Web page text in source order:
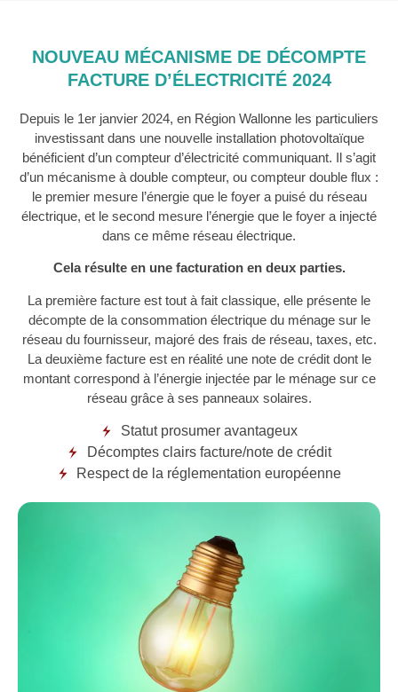
NOUVEAU MÉCANISME DE DÉCOMPTE
FACTURE D’ÉLECTRICITÉ 2024
Depuis le 1er janvier 2024, en Région Wallonne les particuliers
investissant dans une nouvelle installation photovoltaïque
bénéficient d’un compteur d’électricité communiquant. Il s’agit
d’un mécanisme à double compteur, ou compteur double flux :
le premier mesure l’énergie que le foyer a puisé du réseau
électrique, et le second mesure l’énergie que le foyer a injecté
dans ce même réseau électrique.
Cela résulte en une facturation en deux parties.
La première facture est tout à fait classique, elle présente le
décompte de la consommation électrique du ménage sur le
réseau du fournisseur, majoré des frais de réseau, taxes, etc.
La deuxième facture est en réalité une note de crédit dont le
montant correspond à l’énergie injectée par le ménage sur ce
réseau grâce à ses panneaux solaires.
Statut prosumer avantageux
Décomptes clairs facture/note de crédit
Respect de la réglementation européenne